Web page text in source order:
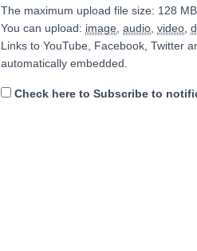
The maximum upload file size: 128 MB.
You can upload: image audio video
Links to YouTube, Facebook, Twitter
automatically embedded.
Check here to Subscribe to